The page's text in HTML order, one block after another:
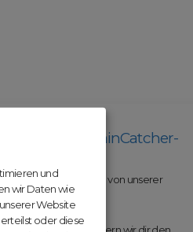
Teil der DomainCatcher-
und profitiere von unserer
und ODM erleichtern wir dir den
und
wir Daten wie
Website
oder diese